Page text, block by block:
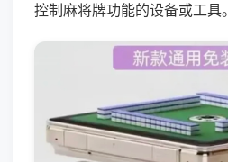
控制麻将牌功能的设备或工具。